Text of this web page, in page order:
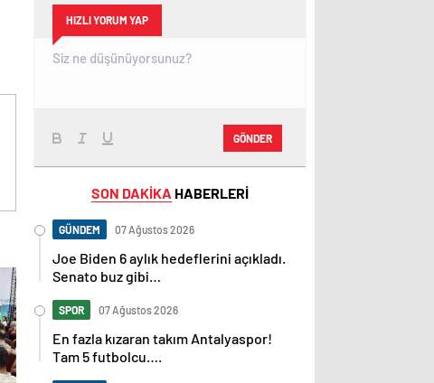
HIZLI YORUM YAP
GÖNDER
SON DAKİKA HABERLERİ
GÜNDEM 07 Ağustos 2026
Joe Biden 6 aylık hedeflerini açıkladı.
Senato buz gibi…
SPOR 07 Ağustos 2026
En fazla kızaran takım Antalyaspor!
Tam 5 futbolcu….